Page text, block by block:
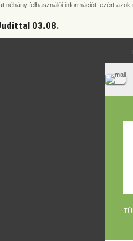
néhány felhasználói információt, ezért azok
03.08.